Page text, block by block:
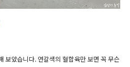
보았습니다. 연갈색의 혈합육만 보면 꼭 무슨